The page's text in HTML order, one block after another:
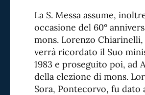
La S. Messa assume,
occasione del 60°
mons. Lorenzo
verrà ricordato il Suo
1983 e proseguito poi, ad
della elezione di mons.
Sora, Pontecorvo, fu dato